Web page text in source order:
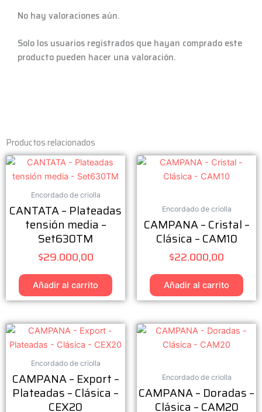
No hay valoraciones aún.
Solo los usuarios registrados que hayan comprado este
producto pueden hacer una valoración.
Productos relacionados
Encordado de criolla
CANTATA – Plateadas
tensión media –
Set630TM
$29.000,00
Añadir al carrito
Encordado de criolla
CAMPANA – Cristal –
Clásica – CAM10
$22.000,00
Añadir al carrito
Encordado de criolla
CAMPANA – Export –
Plateadas – Clásica –
CEX20
Encordado de criolla
CAMPANA – Doradas –
Clásica – CAM20